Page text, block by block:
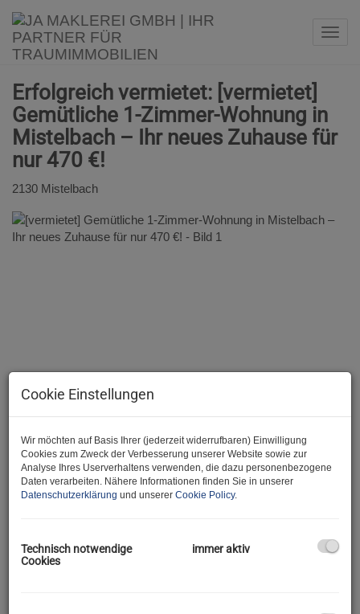
Erfolgreich vermietet: [vermietet]
Gemütliche 1-Zimmer-Wohnung in
Mistelbach – Ihr neues Zuhause für
nur 470 €!
2130 Mistelbach
Cookie Einstellungen
Wir möchten auf Basis Ihrer (jederzeit widerrufbaren) Einwilligung
Cookies zum Zweck der Verbesserung unserer Website sowie zur
Analyse Ihres Userverhaltens verwenden, die dazu personenbezogene
Daten verarbeiten. Nähere Informationen finden Sie in unserer
Datenschutzerklärung und unserer Cookie Policy.
Technisch notwendige
Cookies
immer aktiv